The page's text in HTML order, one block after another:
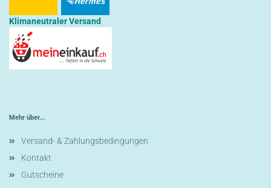
Klimaneutraler Versand
Mehr über...
Versand- & Zahlungsbedingungen
Kontakt
Gutscheine